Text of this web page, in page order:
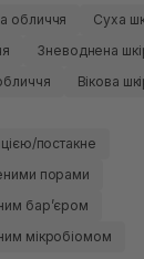
обличчя
Суха
Зневоднена
Вікова
постакне
порами
барʼєром
мікробіомом